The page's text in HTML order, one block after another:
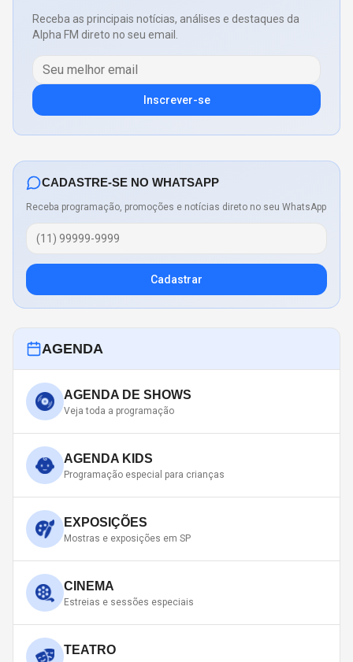
Receba as principais notícias, análises e destaques da
Alpha FM direto no seu email.
Inscrever-se
CADASTRE-SE NO WHATSAPP
Receba programação, promoções e notícias direto no seu WhatsApp
Cadastrar
AGENDA
AGENDA DE SHOWS
Veja toda a programação
AGENDA KIDS
Programação especial para crianças
EXPOSIÇÕES
Mostras e exposições em SP
CINEMA
Estreias e sessões especiais
TEATRO